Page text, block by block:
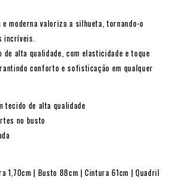
e moderna valoriza a silhueta, tornando-o
de alta qualidade, com elasticidade e toque
conforto e sofisticação em qualquer
tecido de alta qualidade
no busto
1,70cm | Busto 88cm | Cintura 61cm | Quadril